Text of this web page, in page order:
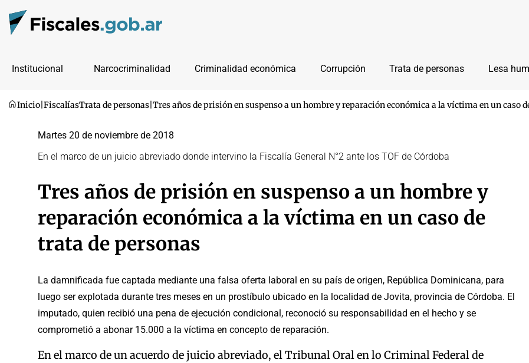
Institucional Narcocriminalidad Criminalidad económica Corrupción Trata de personas Lesa
Inicio FiscalíasTrata de personas Tres años de prisión en suspenso a un hombre y reparación económica a la víctima en un caso
Martes 20 de noviembre de 2018
En el marco de un juicio abreviado donde intervino la Fiscalía General N°2 ante los TOF de Córdoba
Tres años de prisión en suspenso a un hombre y
reparación económica a la víctima en un caso de
trata de personas
La damnificada fue captada mediante una falsa oferta laboral en su país de origen, República Dominicana, para
luego ser explotada durante tres meses en un prostíbulo ubicado en la localidad de Jovita, provincia de Córdoba. El
imputado, quien recibió una pena de ejecución condicional, reconoció su responsabilidad en el hecho y se
comprometió a abonar 15.000 a la víctima en concepto de reparación.
En el marco de un acuerdo de juicio abreviado, el Tribunal Oral en lo Criminal Federal de